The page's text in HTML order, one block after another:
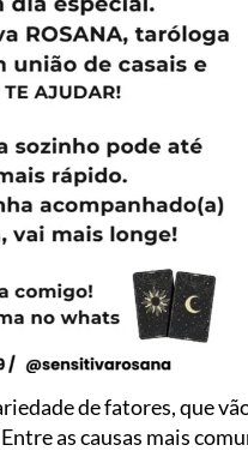
de fatores, que
as causas mais